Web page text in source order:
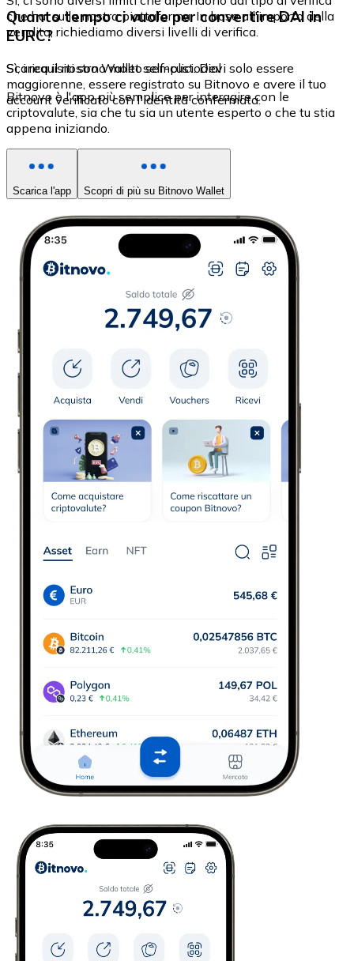
che hai sulla nostra piattaforma. In base all'importo della
vendita, richiediamo diversi livelli di verifica.
Quanto tempo ci vuole per convertire DAI in
EURC?
Sì, i requisiti sono molto semplici. Devi solo essere
maggiorenne, essere registrato su Bitnovo e avere il tuo
account verificato con l'identità confermata.
Scarica il nostro Wallet self-custodial
Bitnovo è l'app più semplice per interagire con le
criptovalute, sia che tu sia un utente esperto o che tu stia
appena iniziando.
Scarica l'app Scopri di più su Bitnovo Wallet